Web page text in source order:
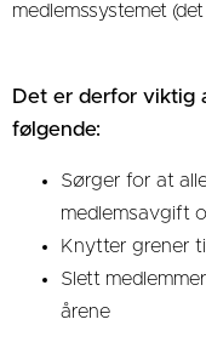
medlemssystemet
Det er derfor viktig
følgende:
Sørger for at
medlemsavgift
Knytter grener
Slett
årene